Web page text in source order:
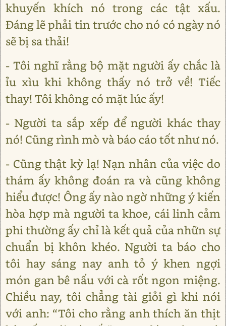
khuyến khích nó trong các tật xấu.
Đáng lẽ phải tin trước cho nó có ngày nó
sẽ bị sa thải!
- Tôi nghĩ rằng bộ mặt người ấy chắc là
ỉu xìu khi không thấy nó trở về! Tiếc
thay! Tôi không có mặt lúc ấy!
- Người ta sắp xếp để người khác thay
nó! Cũng rình mò và báo cáo tốt như nó.
- Cũng thật kỳ lạ! Nạn nhân của việc do
thám ấy không đoán ra và cũng không
hiểu được! Ông ấy nào ngờ những ý kiến
hòa hợp mà người ta khoe, cái linh cảm
phi thường ấy chỉ là kết quả của nhữn sự
chuẩn bị khôn khéo. Người ta báo cho
tôi hay sáng nay anh tỏ ý khen ngợi
món gan bê nấu với cà rốt ngon miệng.
Chiều nay, tôi chẳng tài giỏi gì khi nói
với anh: “Tôi cho rằng anh thích ăn thịt